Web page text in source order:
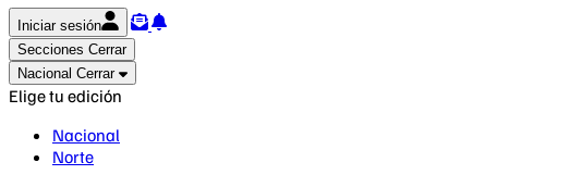
Iniciar sesión
Secciones Cerrar
Nacional Cerrar
Elige tu edición
Nacional
Norte